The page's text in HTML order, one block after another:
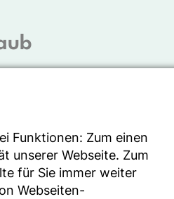
Bundesländern an.
von Ihnen gewählte
vor Beginn Ihres
Modell „Lernerorientierte
Funktionen: Zum einen
unserer Webseite. Zum
für Sie immer weiter
Webseiten-